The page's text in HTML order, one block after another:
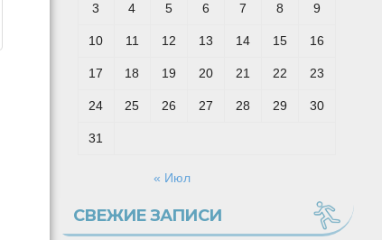
3 4 5 6 7 8 9
10 11 12 13 14 15 16
17 18 19 20 21 22 23
24 25 26 27 28 29 30
31
« Июл
СВЕЖИЕ ЗАПИСИ